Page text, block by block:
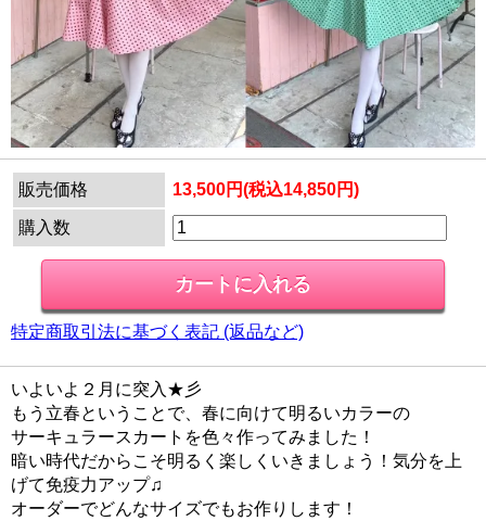
販売価格 13,500円(税込14,850円)
購入数
特定商取引法に基づく表記 (返品など)
いよいよ２月に突入★彡
もう立春ということで、春に向けて明るいカラーの
サーキュラースカートを色々作ってみました！
暗い時代だからこそ明るく楽しくいきましょう！気分を上
げて免疫力アップ♫
オーダーでどんなサイズでもお作りします！